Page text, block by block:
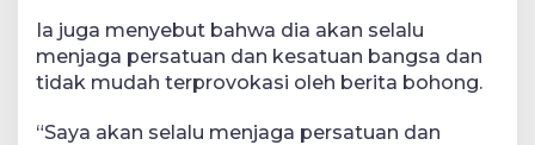
Ia juga menyebut bahwa dia akan selalu
menjaga persatuan dan kesatuan bangsa dan
tidak mudah terprovokasi oleh berita bohong.
“Saya akan selalu menjaga persatuan dan